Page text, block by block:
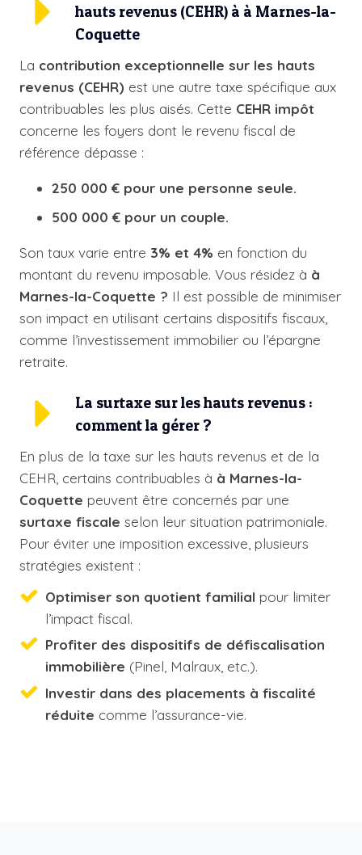
hauts revenus (CEHR) à à Marnes-la-
Coquette
La contribution exceptionnelle sur les hauts
revenus (CEHR) est une autre taxe spécifique aux
contribuables les plus aisés. Cette CEHR impôt
concerne les foyers dont le revenu fiscal de
référence dépasse :
250 000 € pour une personne seule.
500 000 € pour un couple.
Son taux varie entre 3% et 4% en fonction du
montant du revenu imposable. Vous résidez à à
Marnes-la-Coquette ? Il est possible de minimiser
son impact en utilisant certains dispositifs fiscaux,
comme l’investissement immobilier ou l’épargne
retraite.
La surtaxe sur les hauts revenus :
comment la gérer ?
En plus de la taxe sur les hauts revenus et de la
CEHR, certains contribuables à à Marnes-la-
Coquette peuvent être concernés par une
surtaxe fiscale selon leur situation patrimoniale.
Pour éviter une imposition excessive, plusieurs
stratégies existent :
Optimiser son quotient familial pour limiter
l’impact fiscal.
Profiter des dispositifs de défiscalisation
immobilière (Pinel, Malraux, etc.).
Investir dans des placements à fiscalité
réduite comme l’assurance-vie.